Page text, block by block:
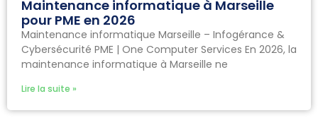
Maintenance informatique à Marseille
pour PME en 2026
Maintenance informatique Marseille – Infogérance &
Cybersécurité PME | One Computer Services En 2026, la
maintenance informatique à Marseille ne
Lire la suite »